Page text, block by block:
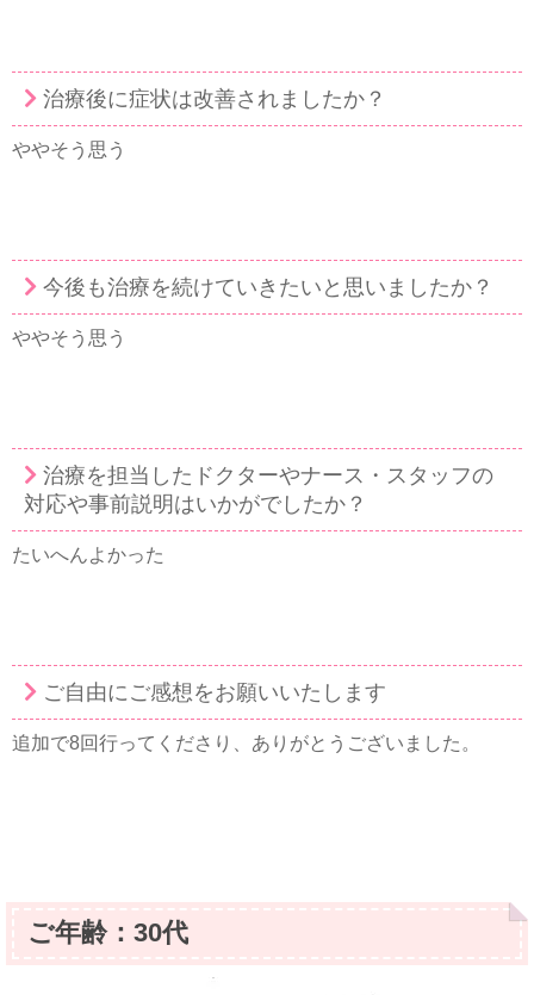
治療後に症状は改善されましたか？
ややそう思う
今後も治療を続けていきたいと思いましたか？
ややそう思う
治療を担当したドクターやナース・スタッフの
対応や事前説明はいかがでしたか？
たいへんよかった
ご自由にご感想をお願いいたします
追加で8回行ってくださり、ありがとうございました。
ご年齢：30代